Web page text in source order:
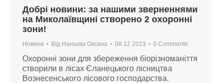
Добрі новини: за нашими зверненнями
на Миколаївщині створено 2 охоронні
зони!
Новини Від Наньєва Оксана 08.12.2023 0 Comments
Охоронні зони для збереження біорізноманіття
створили в лісах Єланецького лісництва
Вознесенського лісового господарства.